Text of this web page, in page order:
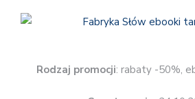
Rodzaj promocji: rabaty -50%,